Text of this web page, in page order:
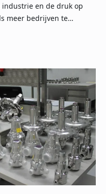
en de druk op
meer bedrijven te…